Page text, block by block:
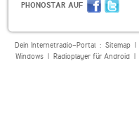
PHONOSTAR AUF
Dein Internetradio-Portal : Sitemap|
Windows| Radioplayer für Android|